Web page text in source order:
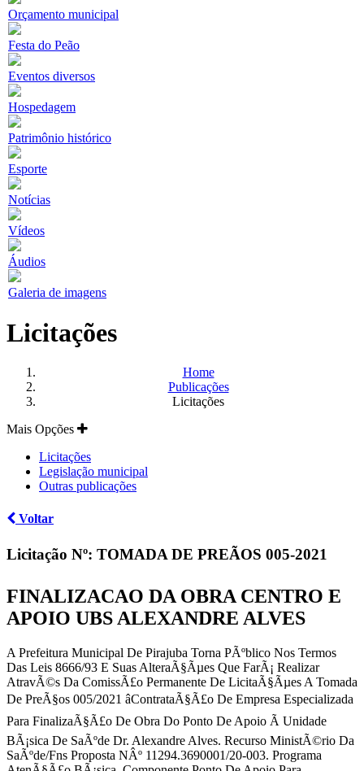
Orçamento municipal
Festa do Peão
Eventos diversos
Hospedagem
Patrimônio histórico
Esporte
Notícias
Vídeos
Áudios
Galeria de imagens
Licitações
Home
Publicações
Licitações
Mais Opções
Licitações
Legislação municipal
Outras publicações
Voltar
Licitação Nº: TOMADA DE PREÃOS 005-2021
FINALIZACAO DA OBRA CENTRO E
APOIO UBS ALEXANDRE ALVES
A Prefeitura Municipal De Pirajuba Torna PÃºblico Nos Termos
Das Leis 8666/93 E Suas AlteraÃ§Ãµes Que FarÃ¡ Realizar
AtravÃ©s Da ComissÃ£o Permanente De LicitaÃ§Ãµes A Tomada
De PreÃ§os 005/2021 âContrataÃ§Ã£o De Empresa Especializada
Para FinalizaÃ§Ã£o De Obra Do Ponto De Apoio Ã Unidade
BÃ¡sica De SaÃºde Dr. Alexandre Alves. Recurso MinistÃ©rio Da
SaÃºde/Fns Proposta NÂº 11294.3690001/20-003. Programa